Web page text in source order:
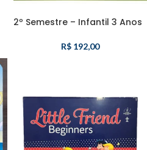
2º Semestre – Infantil 3 Anos
R$ 192,00